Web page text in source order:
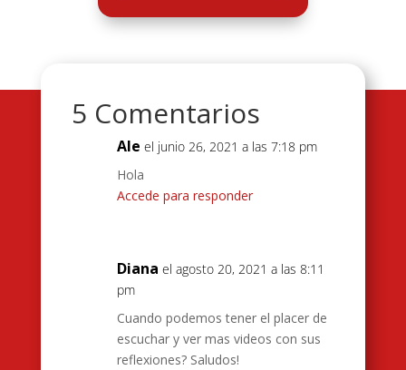
5 Comentarios
Ale el junio 26, 2021 a las 7:18 pm
Hola
Accede para responder
Diana el agosto 20, 2021 a las 8:11
pm
Cuando podemos tener el placer de
escuchar y ver mas videos con sus
reflexiones? Saludos!